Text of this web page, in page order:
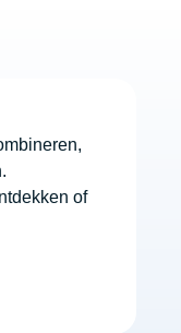
of